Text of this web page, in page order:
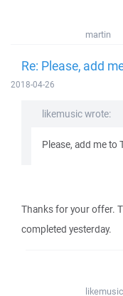
martin
Re: Please, add
2018-04-26
likemusic wrote:
Please, add me to
Thanks for your offer.
completed yesterday.
likemusic